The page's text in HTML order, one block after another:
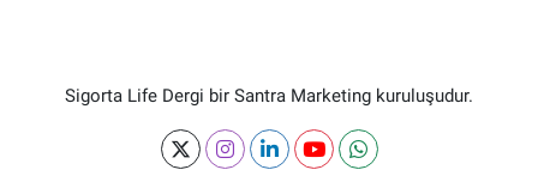
Sigorta Life Dergi bir Santra Marketing kuruluşudur.